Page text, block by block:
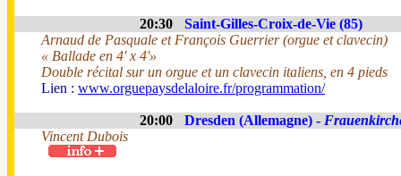
20:30
Saint-Gilles-Croix-de-Vie (85)
Arnaud de Pasquale et François Guerrier (orgue et clavecin)
« Ballade en 4' x 4'»
Double récital sur un orgue et un clavecin italiens, en 4 pieds
Lien : www.orguepaysdelaloire.fr/programmation/
20:00 Dresden (Allemagne) -
Vincent Dubois